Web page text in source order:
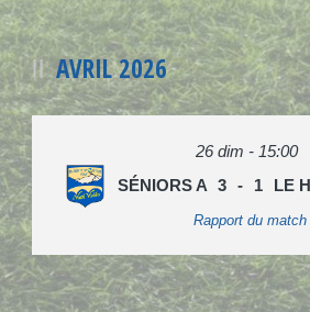
AVRIL 2026
26 dim - 15:00
SÉNIORS A
3 - 1 LE
Rapport du match